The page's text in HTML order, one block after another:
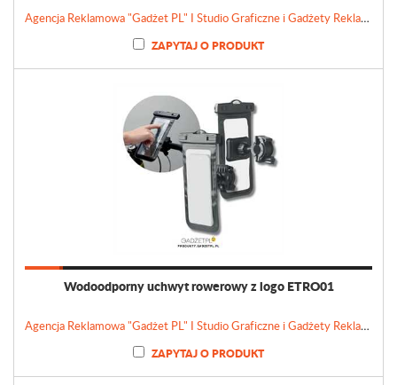
Agencja Reklamowa "Gadżet PL" I Studio Graficzne i Gadżety Reklamowe
ZAPYTAJ O PRODUKT
Wodoodporny uchwyt rowerowy z logo ETRO01
Agencja Reklamowa "Gadżet PL" I Studio Graficzne i Gadżety Reklamowe
ZAPYTAJ O PRODUKT